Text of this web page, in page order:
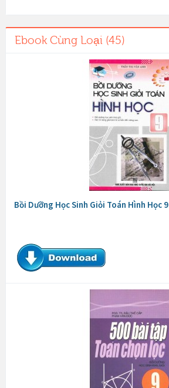
Ebook Cùng Loại (45)
Bồi Dưỡng Học Sinh Giỏi Toán Hình Học 9